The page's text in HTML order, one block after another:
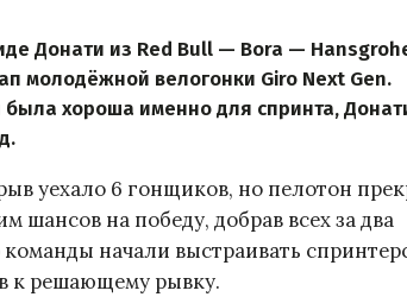
Донати из Red Bull — Bora —
молодёжной велогонки Giro Next Gen.
хороша именно для спринта,
уехало 6 гонщиков, но пелотон
шансов на победу, добрав всех за два
начали выстраивать
к решающему рывку.